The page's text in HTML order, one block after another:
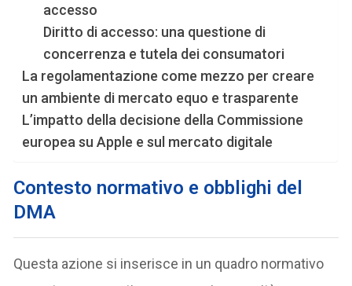
accesso
Diritto di accesso: una questione di
concerrenza e tutela dei consumatori
La regolamentazione come mezzo per creare
un ambiente di mercato equo e trasparente
L’impatto della decisione della Commissione
europea su Apple e sul mercato digitale
Contesto normativo e obblighi del
DMA
Questa azione si inserisce in un quadro normativo